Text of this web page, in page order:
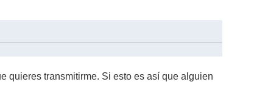
quieres transmitirme. Si esto es así que alguien